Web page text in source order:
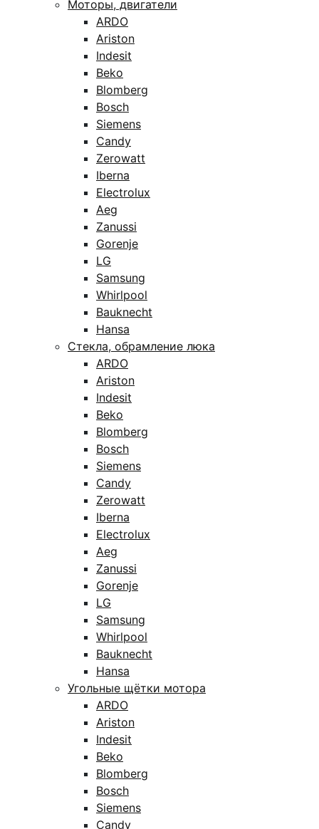
Моторы, двигатели
ARDO
Ariston
Indesit
Beko
Blomberg
Bosch
Siemens
Candy
Zerowatt
Iberna
Electrolux
Aeg
Zanussi
Gorenje
LG
Samsung
Whirlpool
Bauknecht
Hansa
Стекла, обрамление люка
ARDO
Ariston
Indesit
Beko
Blomberg
Bosch
Siemens
Candy
Zerowatt
Iberna
Electrolux
Aeg
Zanussi
Gorenje
LG
Samsung
Whirlpool
Bauknecht
Hansa
Угольные щётки мотора
ARDO
Ariston
Indesit
Beko
Blomberg
Bosch
Siemens
Candy